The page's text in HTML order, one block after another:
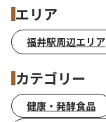
エリア
福井駅周辺エリア
カテゴリー
健康・発酵食品